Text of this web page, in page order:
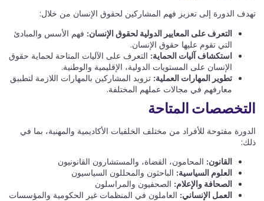
تهدف الدورة إلى تعزيز فهم المشاركين لحقوق الإنسان من خلال:​
التعرف على المعايير الدولية لحقوق الإنسان: فهم الأسس والمبادئ
التي تقوم عليها حقوق الإنسان.​
استكشاف آليات الحماية: التعرف على الآليات المتاحة لحماية حقوق
الإنسان على المستويات الدولية، الإقليمية والوطنية.​
تطوير المهارات العملية: تزويد المشاركين بالمهارات اللازمة لتطبيق
معارفهم في مجالات عملهم المختلفة.​
التخصصات المتاحة
الدورة مفتوحة للأفراد من مختلف الخلفيات الأكاديمية والمهنية، بما في
ذلك:​
القانون: المحامون، القضاة، والمستشارون القانونيون​
العلوم السياسية: الباحثون والمحللون السياسيون​
الصحافة والإعلام: الصحفيون والمراسلون​
العمل الإنساني: العاملون في المنظمات غير الحكومية والمؤسسات